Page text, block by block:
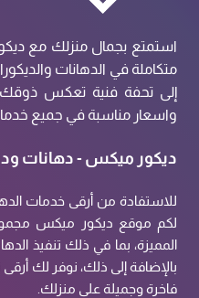
استمتع بجمال منزلك مع
متكاملة في الدهانات
إلى تحفة فنية تعكس ذوقك
واسعار مناسبة في جميع
ديكور ميكس - دهانات
للاستفادة من أرقى خدمات
لكم موقع ديكور ميكس
المميزة، بما في ذلك تنفيذ
بالإضافة إلى ذلك، نوفر لك
فاخرة وجميلة على منزلك.